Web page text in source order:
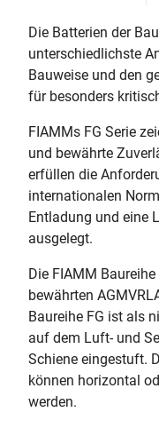
Die Batterien der
unterschiedlichste
Bauweise und den
für besonders
FIAMMs FG Serie
und bewährte
erfüllen die
internationalen
Entladung und eine
ausgelegt.
Die FIAMM
bewährten
Baureihe FG ist als
auf dem Luft- und
Schiene eingestuft.
können horizontal
werden.